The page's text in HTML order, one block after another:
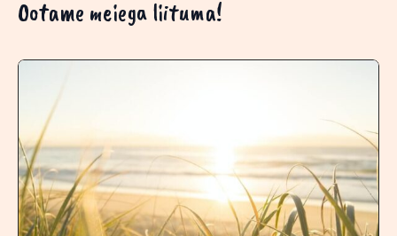
Ootame meiega liituma!